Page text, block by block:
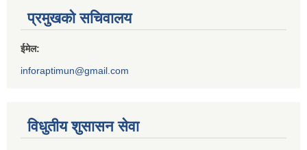
प्रमुखको सचिवालय
ईमेल:
inforaptimun@gmail.com
विधुतीय शुसासन सेवा